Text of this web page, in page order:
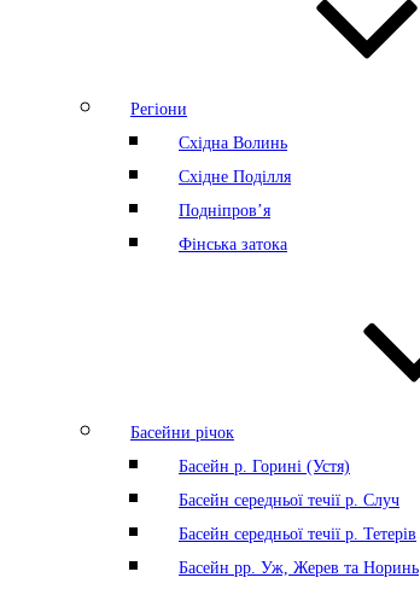
Регіони
Східна Волинь
Східне Поділля
Подніпров’я
Фінська затока
Басейни річок
Басейн р. Горині (Устя)
Басейн середньої течії р. Случ
Басейн середньої течії р. Тетерів
Басейн рр. Уж, Жерев та Норинь